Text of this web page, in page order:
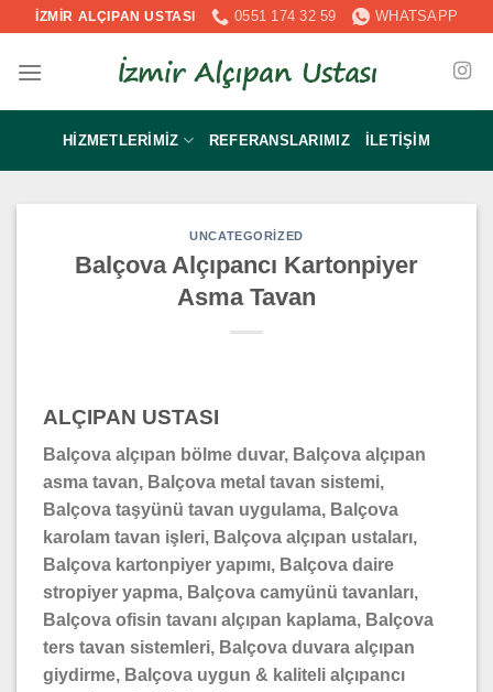
İçeriğeİZMİR ALÇIPAN USTASI 0551 174 32 59 WHATSAPP
HIZMETLERIMIZ REFERANSLARIMIZ İLETIŞIM
UNCATEGORIZED
Balçova Alçıpancı Kartonpiyer
Asma Tavan
ALÇIPAN USTASI
Balçova alçıpan bölme duvar, Balçova alçıpan
asma tavan, Balçova metal tavan sistemi,
Balçova taşyünü tavan uygulama, Balçova
karolam tavan işleri, Balçova alçıpan ustaları,
Balçova kartonpiyer yapımı, Balçova daire
stropiyer yapma, Balçova camyünü tavanları,
Balçova ofisin tavanı alçıpan kaplama, Balçova
ters tavan sistemleri, Balçova duvara alçıpan
giydirme, Balçova uygun & kaliteli alçıpancı